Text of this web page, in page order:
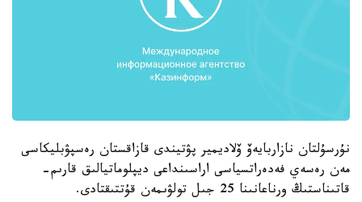
نۇرسۇلتان نازاربايەۆ ۆلاديمير پۋتيندى قازاقستان رەسپۋبليكاسى
مەن رەسەي فەدەراتسياسى اراسىنداعى ديپلوماتيالىق قارىم-
قاتىناستىڭ ورناعانىنا 25 جىل تولۋىمەن قۇتتىقتادى.